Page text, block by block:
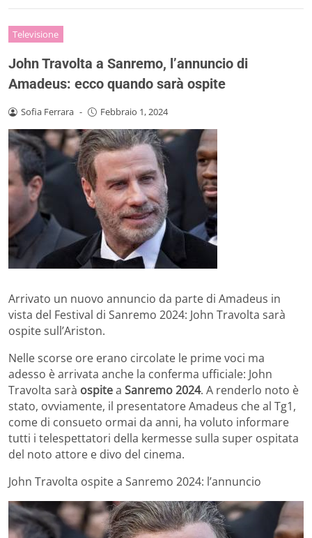
Televisione
John Travolta a Sanremo, l’annuncio di
Amadeus: ecco quando sarà ospite
Sofia Ferrara - Febbraio 1, 2024
Arrivato un nuovo annuncio da parte di Amadeus in
vista del Festival di Sanremo 2024: John Travolta sarà
ospite sull’Ariston.
Nelle scorse ore erano circolate le prime voci ma
adesso è arrivata anche la conferma ufficiale: John
Travolta sarà ospitea Sanremo 2024. A renderlo noto è
stato, ovviamente, il presentatore Amadeus che al Tg1,
come di consueto ormai da anni, ha voluto informare
tutti i telespettatori della kermesse sulla super ospitata
del noto attore e divo del cinema.
John Travolta ospite a Sanremo 2024: l’annuncio